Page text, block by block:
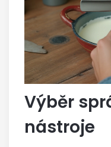
Výběr
nástroje